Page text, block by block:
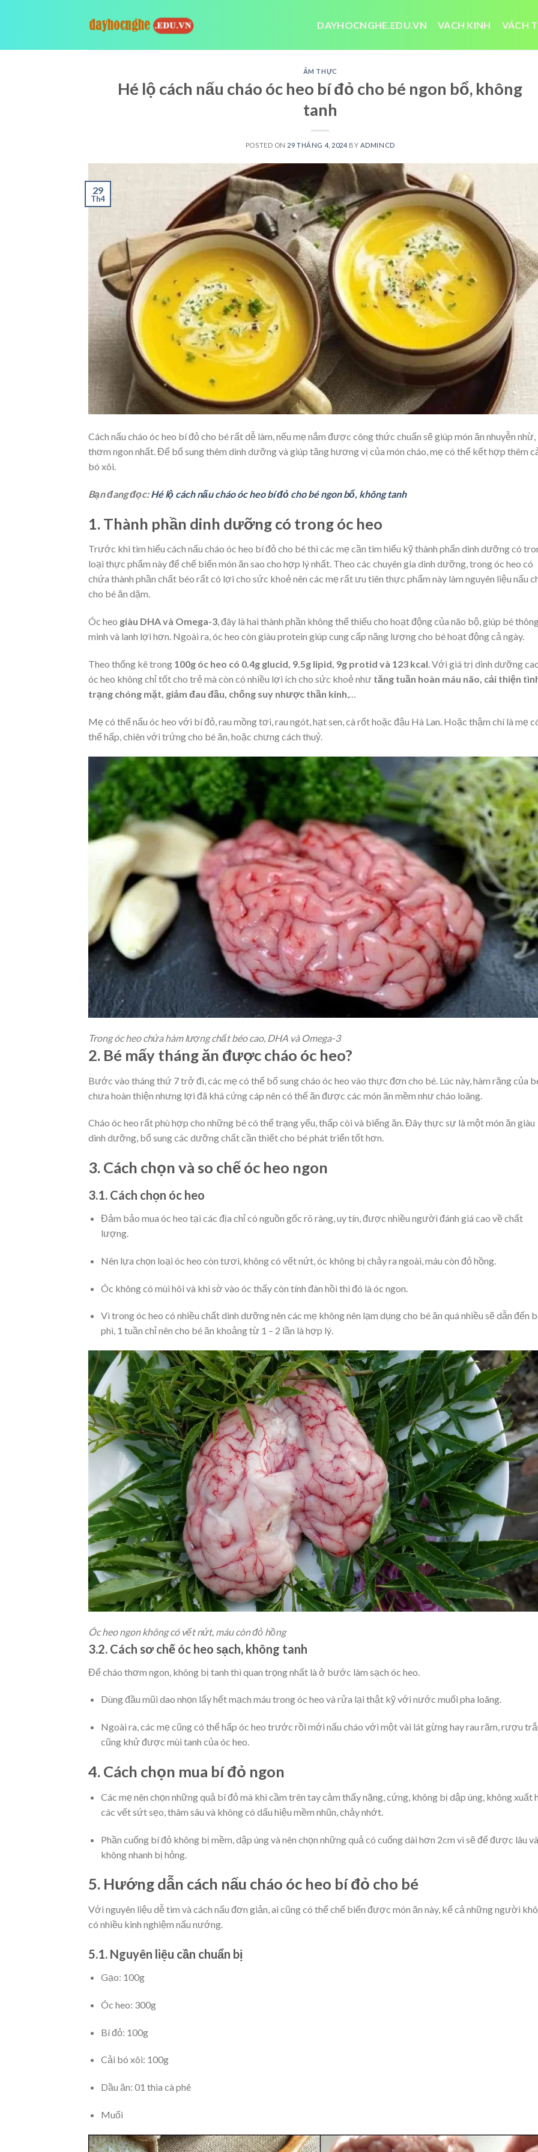
DAYHOCNGHE.EDU.VN VACH KINH VÁCH
ẨM THỰC
Hé lộ cách nấu cháo óc heo bí đỏ cho bé ngon bổ, không
tanh
POSTED ON 29 THÁNG 4, 2024 BY ADMINCD
29
Th4
Cách nấu cháo óc heo bí đỏ cho bé rất dễ làm, nếu mẹ nắm được công thức chuẩn sẽ giúp món ăn nhuyễn nhừ,
thơm ngon nhất. Để bổ sung thêm dinh dưỡng và giúp tăng hương vị của món cháo, mẹ có thể kết hợp thêm
bó xôi.
Bạn đang đọc:Hé lộ cách nấu cháo óc heo bí đỏ cho bé ngon bổ, không tanh
1. Thành phần dinh dưỡng có trong óc heo
Trước khi tìm hiểu cách nấu cháo óc heo bí đỏ cho bé thì các mẹ cần tìm hiểu kỹ thành phẩn dinh dưỡng có
loại thực phẩm này để chế biến món ăn sao cho hợp lý nhất. Theo các chuyên gia dinh dưỡng, trong óc heo có
chứa thành phần chất béo rất có lợi cho sức khoẻ nên các mẹ rất ưu tiên thực phẩm này làm nguyên liệu nấu
cho bé ăn dặm.
Óc heo giàu DHA và Omega-3, đây là hai thành phần không thể thiếu cho hoạt động của não bộ, giúp bé
minh và lanh lợi hơn. Ngoài ra, óc heo còn giàu protein giúp cung cấp năng lượng cho bé hoạt động cả ngày.
Theo thống kê trong 100g óc heo có 0.4g glucid, 9.5g lipid, 9g protid và 123 kcal. Với giá trị dinh dưỡng
óc heo không chỉ tốt cho trẻ mà còn có nhiều lợi ích cho sức khoẻ như tăng tuần hoàn máu não, cải thiện
trạng chóng mặt, giảm đau đầu, chống suy nhược thần kinh,…
Mẹ có thể nấu óc heo với bí đỏ, rau mồng tơi, rau ngót, hạt sen, cà rốt hoặc đậu Hà Lan. Hoặc thậm chí là mẹ
thể hấp, chiên với trứng cho bé ăn, hoặc chưng cách thuỷ.
Trong óc heo chứa hàm lượng chất béo cao, DHA và Omega-3
2. Bé mấy tháng ăn được cháo óc heo?
Bước vào tháng thứ 7 trở đi, các mẹ có thể bổ sung cháo óc heo vào thực đơn cho bé. Lúc này, hàm răng của
chưa hoàn thiện nhưng lợi đã khá cứng cáp nên có thể ăn được các món ăn mềm như cháo loãng.
Cháo óc heo rất phù hợp cho những bé có thể trạng yếu, thấp còi và biếng ăn. Đây thực sự là một món ăn giàu
dinh dưỡng, bổ sung các dưỡng chất cần thiết cho bé phát triển tốt hơn.
3. Cách chọn và so chế óc heo ngon
3.1. Cách chọn óc heo
Đảm bảo mua óc heo tại các địa chỉ có nguồn gốc rõ ràng, uy tín, được nhiều người đánh giá cao về chất
lượng.
Nên lựa chọn loại óc heo còn tươi, không có vết nứt, óc không bị chảy ra ngoài, máu còn đỏ hồng.
Óc không có mùi hôi và khi sờ vào óc thấy còn tính đàn hồi thì đó là óc ngon.
Vì trong óc heo có nhiều chất dinh dưỡng nên các mẹ không nên lạm dụng cho bé ăn quá nhiều sẽ dẫn đến
phì, 1 tuần chỉ nên cho bé ăn khoảng từ 1 – 2 lần là hợp lý.
Óc heo ngon không có vết nứt, máu còn đỏ hồng
3.2. Cách sơ chế óc heo sạch, không tanh
Để cháo thơm ngon, không bị tanh thì quan trọng nhất là ở bước làm sạch óc heo.
Dùng đầu mũi dao nhọn lấy hết mạch máu trong óc heo và rửa lại thật kỹ với nước muối pha loãng.
Ngoài ra, các mẹ cũng có thể hấp óc heo trước rồi mới nấu cháo với một vài lát gừng hay rau răm, rượu
cũng khử được mùi tanh của óc heo.
4. Cách chọn mua bí đỏ ngon
Các mẹ nên chọn những quả bí đỏ mà khi cầm trên tay cảm thấy nặng, cứng, không bị dập úng, không xuất
các vết sứt sẹo, thâm sâu và không có dấu hiệu mềm nhũn, chảy nhớt.
Phần cuống bí đỏ không bị mềm, dập úng và nên chọn những quả có cuống dài hơn 2cm vì sẽ để được lâu và
không nhanh bị hỏng.
5. Hướng dẫn cách nấu cháo óc heo bí đỏ cho bé
Với nguyên liệu dễ tìm và cách nấu đơn giản, ai cũng có thể chế biến được món ăn này, kể cả những người
có nhiều kinh nghiệm nấu nướng.
5.1. Nguyên liệu cần chuẩn bị
Gạo: 100g
Óc heo: 300g
Bí đỏ: 100g
Cải bó xôi: 100g
Dầu ăn: 01 thìa cà phê
Muối